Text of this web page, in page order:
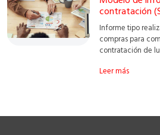
contratación
Informe tipo
compras para
contratación de
Leer más